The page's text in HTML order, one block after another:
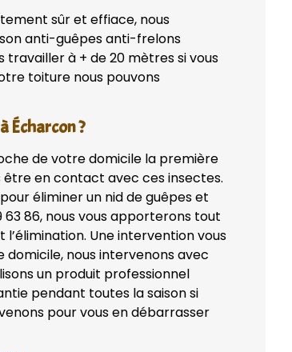
sûr et effiace, nous
anti-guêpes anti-frelons
à + de 20 mètres si vous
toiture nous pouvons
Écharcon ?
de votre domicile la première
en contact avec ces insectes.
éliminer un nid de guêpes et
86, nous vous apporterons tout
Une intervention vous
nous intervenons avec
un produit professionnel
pendant toutes la saison si
pour vous en débarrasser